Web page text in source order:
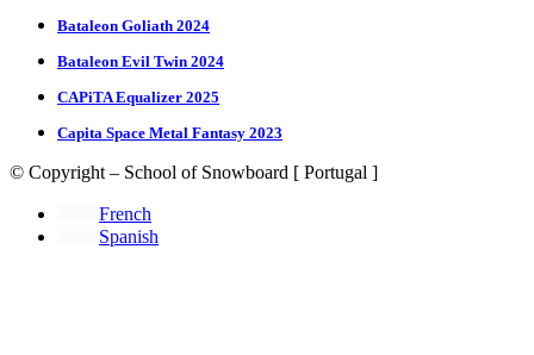
Bataleon Goliath 2024
Bataleon Evil Twin 2024
CAPiTA Equalizer 2025
Capita Space Metal Fantasy 2023
© Copyright – School of Snowboard [ Portugal ]
French
Spanish